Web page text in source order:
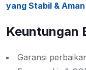
yang Stabil &
Keuntungan
Garansi